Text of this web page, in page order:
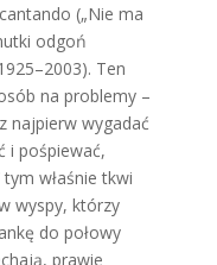
(„Nie ma
odgoń
Ten
na problemy –
najpierw wygadać
i pośpiewać,
właśnie tkwi
wyspy, którzy
do połowy
prawie